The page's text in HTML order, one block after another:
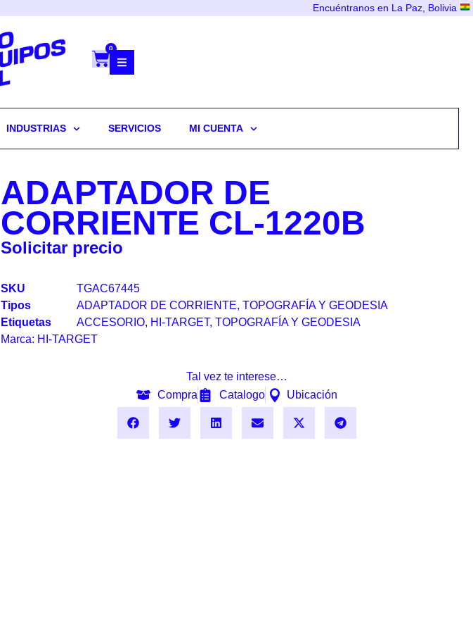
Encuéntranos en La Paz, Bolivia
0
INDUSTRIAS SERVICIOS MI CUENTA
ADAPTADOR DE
CORRIENTE CL-1220B
Solicitar precio
SKU
TGAC67445
Tipos
ADAPTADOR DE CORRIENTE, TOPOGRAFÍA Y GEODESIA
Etiquetas
ACCESORIO, HI-TARGET, TOPOGRAFÍA Y GEODESIA
Marca: HI-TARGET
Tal vez te interese…
Compra
Catalogo Ubicación